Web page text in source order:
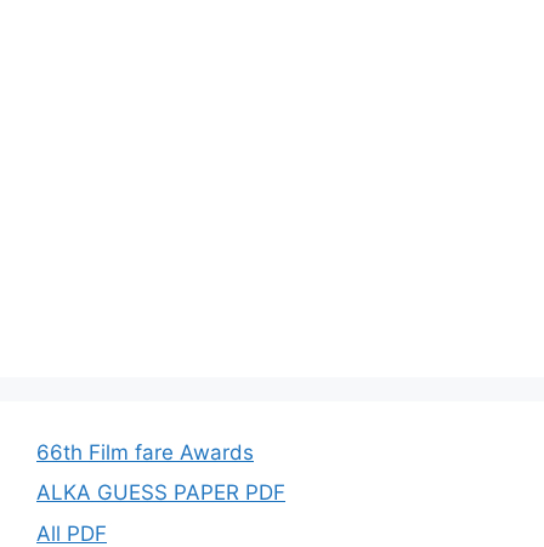
66th Film fare Awards
ALKA GUESS PAPER PDF
All PDF